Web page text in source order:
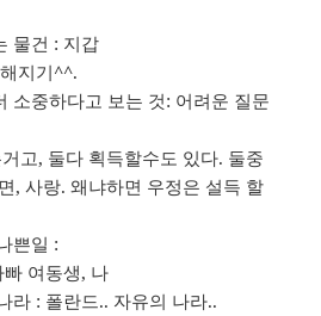
물건 : 지갑
지기^^.
소중하다고 보는 것: 어려운 질문
고, 둘다 획득할수도 있다. 둘중
, 사랑. 왜냐하면 우정은 설득 할
쁜일 :
여동생, 나
라 : 폴란드.. 자유의 나라..